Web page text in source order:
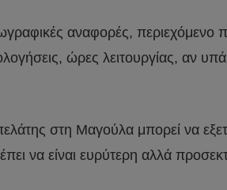
αναφορές,
ώρες λειτουργίας, αν
στη Μαγούλα μπορεί να
να είναι ευρύτερη αλλά